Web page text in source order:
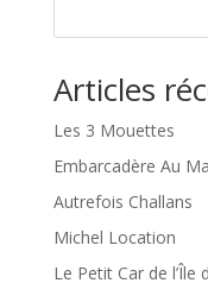
Articles
Les 3 Mouettes
Embarcadère Au
Autrefois Challans
Michel Location
Le Petit Car de l’Île